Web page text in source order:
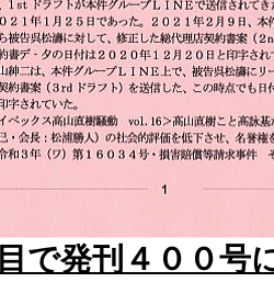
で発刊４００号